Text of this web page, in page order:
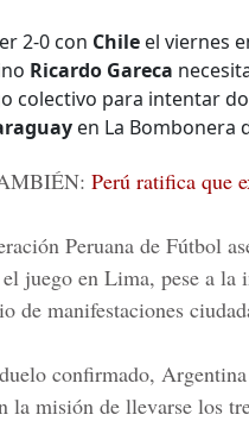
2-0 con Chile el viernes
Ricardo Gareca
colectivo para intentar
en La Bombonera
Perú ratifica que
Peruana de Fútbol
juego en Lima, pese a
de manifestaciones
confirmado,
la misión de llevarse los